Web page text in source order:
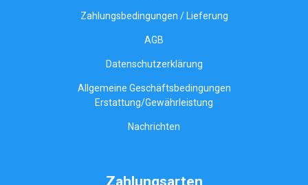
Zahlungsbedingungen / Lieferung
AGB
Datenschutzerklärung
Allgemeine Geschäftsbedingungen
Erstattung/Gewährleistung
Nachrichten